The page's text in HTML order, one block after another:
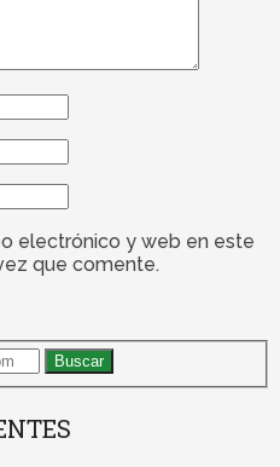
electrónico y web en este
que comente.